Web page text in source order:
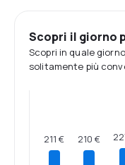
Scopri il giorno
Scopri in quale
solitamente più
211 € 210 €